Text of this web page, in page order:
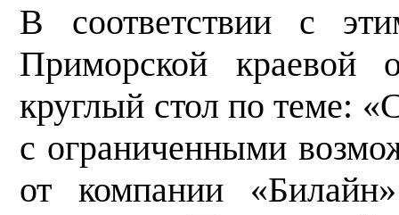
В соответствии с
Приморской краевой
круглый стол по теме:
с ограниченными
от компании